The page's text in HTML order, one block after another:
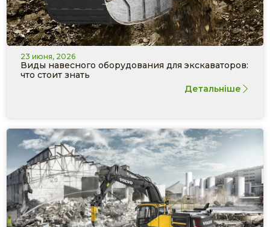
23 июня, 2026
Виды навесного оборудования для экскаваторов:
что стоит знать
Детальніше